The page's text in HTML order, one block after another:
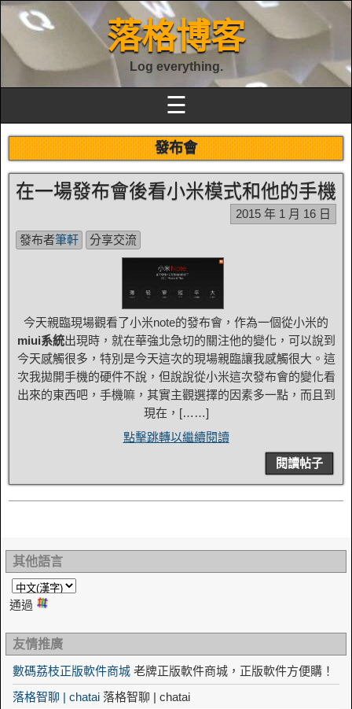
落格博客
Log everything.
☰
發布會
在一場發布會後看小米模式和他的手機
2015 年 1 月 16 日
發布者筆軒 分享交流
今天親臨現場觀看了小米note的發布會，作為一個從小米的
miui系統出現時，就在華強北急切的關注他的變化，可以說到
今天感觸很多，特別是今天這次的現場親臨讓我感觸很大。這
次我拋開手機的硬件不說，但說說從小米這次發布會的變化看
出來的東西吧，手機嘛，其實主觀選擇的因素多一點，而且到
現在，[……]
點擊跳轉以繼續閱讀
閱讀帖子
其他語言
通過
友情推廣
數碼荔枝正版軟件商城 老牌正版軟件商城，正版軟件方便購！
落格智聊 | chatai 落格智聊 | chatai